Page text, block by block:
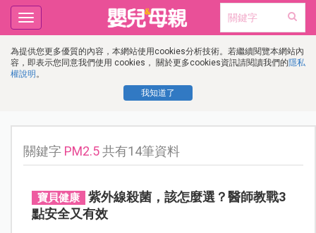
為提供您更多優質的內容，本網站使用cookies分析技術。若繼續閱覽本網站內
容，即表示您同意我們使用 cookies， 關於更多cookies資訊請閱讀我們的隱私
權說明 。
我知道了
Toggle
navigation
關鍵字 PM2.5共有14筆資料
寶貝健康
紫外線殺菌，該怎麼選？醫師教戰3
點安全又有效